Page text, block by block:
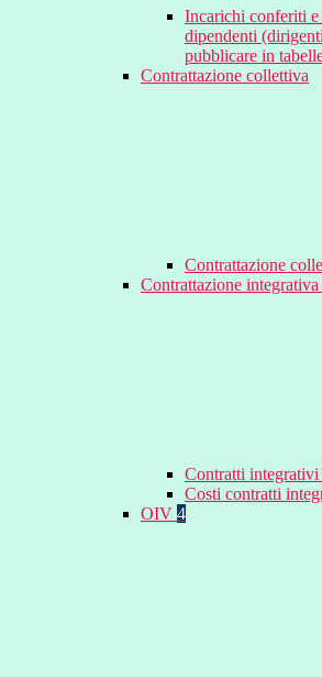
Incarichi conferiti e
dipendenti
pubblicare in
Contrattazione collettiva
Contrattazione
Contrattazione integrativa
Contratti integrativi
Costi contratti
OIV 4